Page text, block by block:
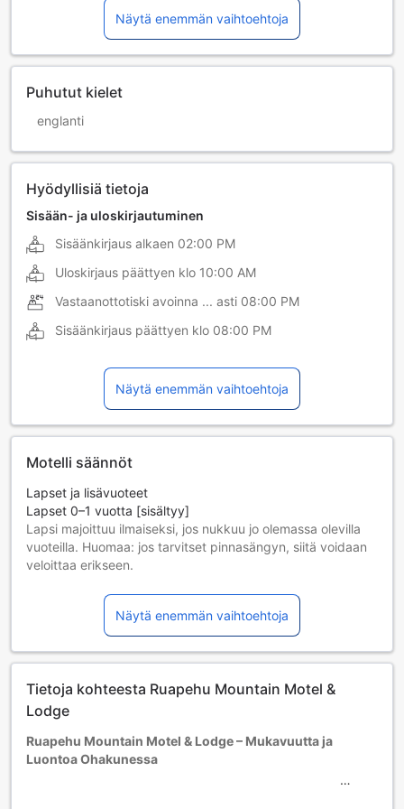
Näytä enemmän vaihtoehtoja
Puhutut kielet
englanti
Hyödyllisiä tietoja
Sisään- ja uloskirjautuminen
Sisäänkirjaus alkaen 02:00 PM
Uloskirjaus päättyen klo 10:00 AM
Vastaanottotiski avoinna ... asti 08:00 PM
Sisäänkirjaus päättyen klo 08:00 PM
Näytä enemmän vaihtoehtoja
Motelli säännöt
Lapset ja lisävuoteet
Lapset 0–1 vuotta [sisältyy]
Lapsi majoittuu ilmaiseksi, jos nukkuu jo olemassa olevilla
vuoteilla. Huomaa: jos tarvitset pinnasängyn, siitä voidaan
veloittaa erikseen.
tarkista kunkin huoneen kohdalta huonekoko lisätietoa
Kun varaat enemmän kuin 5 huonetta, eri käytännöt ja
ehdot saattavat päteä.
Näytä enemmän vaihtoehtoja
Tietoja kohteesta Ruapehu Mountain Motel &
Lodge
Ruapehu Mountain Motel & Lodge – Mukavuutta ja
Luontoa Ohakunessa